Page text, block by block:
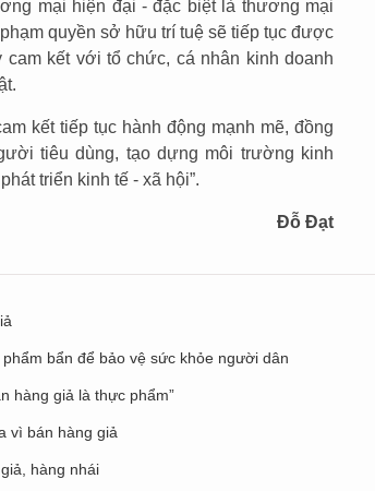
mại hiện đại - đặc biệt là thương mại
quyền sở hữu trí tuệ sẽ tiếp tục được
kết với tổ chức, cá nhân kinh doanh
kết tiếp tục hành động mạnh mẽ, đồng
tiêu dùng, tạo dựng môi trường kinh
triển kinh tế - xã hội”.
Đỗ Đạt
bẩn để bảo vệ sức khỏe người dân
hàng giả là thực phẩm”
vì bán hàng giả
hàng nhái